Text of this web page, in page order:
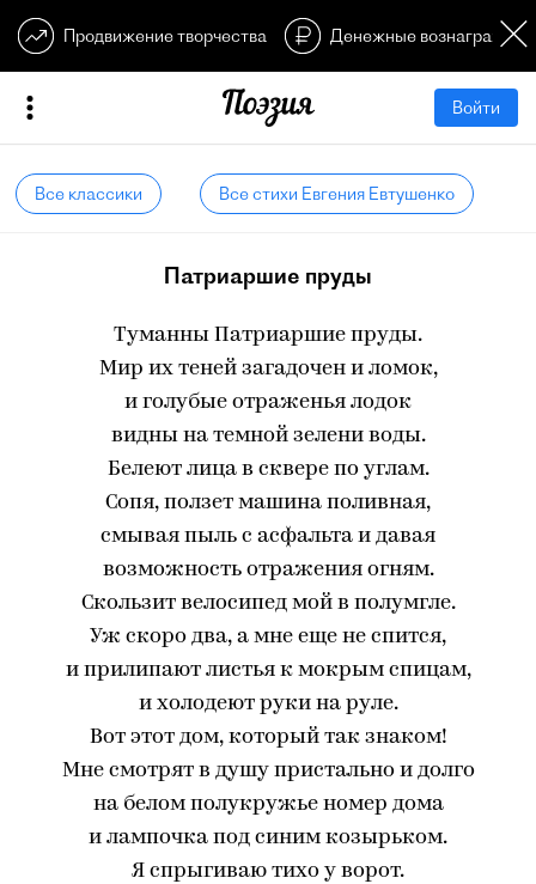
Продвижение творчества Денежные
Войти
Все классики Все стихи Евгения Евтушенко
Патриаршие пруды
Туманны Патриаршие пруды.
Мир их теней загадочен и ломок,
и голубые отраженья лодок
видны на темной зелени воды.
Белеют лица в сквере по углам.
Сопя, ползет машина поливная,
смывая пыль с асфальта и давая
возможность отражения огням.
Скользит велосипед мой в полумгле.
Уж скоро два, а мне еще не спится,
и прилипают листья к мокрым спицам,
и холодеют руки на руле.
Вот этот дом, который так знаком!
Мне смотрят в душу пристально и долго
на белом полукружье номер дома
и лампочка под синим козырьком.
Я спрыгиваю тихо у ворот.